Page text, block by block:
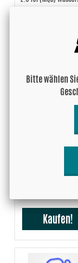
VAG 1.8 2.0 TSI
Kaufen!
Bitte wählen